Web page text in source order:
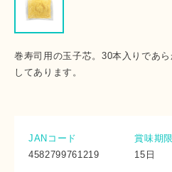
巻寿司用の玉子芯。30本入りであ
してあります。
JANコード
4582799761219
賞味期限
15日